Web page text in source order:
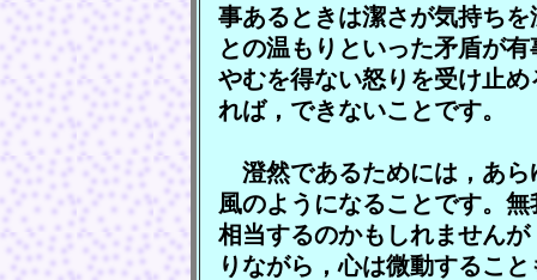
事あるときは潔さが気持ち
との温もりといった矛盾が
やむを得ない怒りを受け止
れば，できないことです。
澄然であるためには，あら
風のようになることです。
相当するのかもしれません
りながら，心は微動するこ